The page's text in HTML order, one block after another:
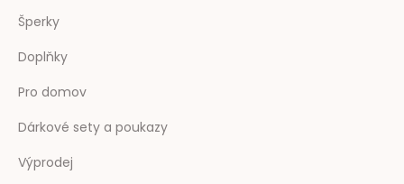
Šperky
Doplňky
Pro domov
Dárkové sety a poukazy
Výprodej